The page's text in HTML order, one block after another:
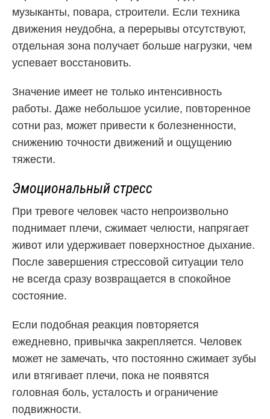
музыканты, повара, строители. Если техника
движения неудобна, а перерывы отсутствуют,
отдельная зона получает больше нагрузки, чем
успевает восстановить.
Значение имеет не только интенсивность
работы. Даже небольшое усилие, повторенное
сотни раз, может привести к болезненности,
снижению точности движений и ощущению
тяжести.
Эмоциональный стресс
При тревоге человек часто непроизвольно
поднимает плечи, сжимает челюсти, напрягает
живот или удерживает поверхностное дыхание.
После завершения стрессовой ситуации тело
не всегда сразу возвращается в спокойное
состояние.
Если подобная реакция повторяется
ежедневно, привычка закрепляется. Человек
может не замечать, что постоянно сжимает зубы
или втягивает плечи, пока не появятся
головная боль, усталость и ограничение
подвижности.